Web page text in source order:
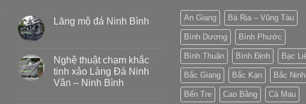
Lăng mộ đá Ninh Bình
Nghệ thuật chạm khắc
tinh xảo Làng Đá Ninh
Vân – Ninh Bình
An Giang Bà Rịa – Vũng Tàu
Bình Dương Bình Phước
Bình Thuận Bình Định Bạc
Bắc Giang Bắc Kạn Bắc Ninh
Bến Tre Cao Bằng Cà Mau